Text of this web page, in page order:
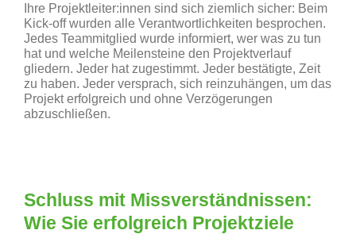
Blog
Ihre Projektleiter:innen sind sich ziemlich sicher: Beim
Kick-off wurden alle Verantwortlichkeiten besprochen.
Jedes Teammitglied wurde informiert, wer was zu tun
hat und welche Meilensteine den Projektverlauf
gliedern. Jeder hat zugestimmt. Jeder bestätigte, Zeit
zu haben. Jeder versprach, sich reinzuhängen, um das
Projekt erfolgreich und ohne Verzögerungen
abzuschließen.
Schluss mit Missverständnissen:
Wie Sie erfolgreich Projektziele